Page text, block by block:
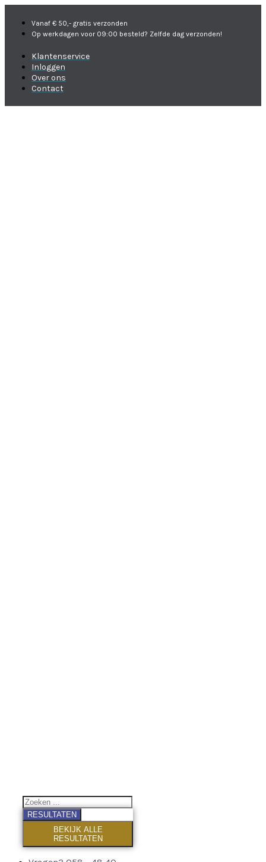
Vanaf € 50,- gratis verzonden
Op werkdagen voor 09:00 besteld? Zelfde dag verzonden!
Klantenservice
Inloggen
Over ons
Contact
RESULTATEN
BEKIJK ALLE
RESULTATEN